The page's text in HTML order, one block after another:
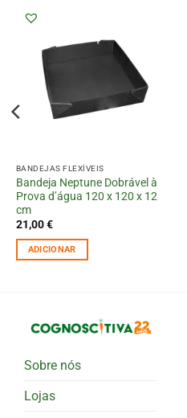
BANDEJAS FLEXÍVEIS
Bandeja Neptune Dobrável à
Prova d’água 120 x 120 x 12
cm
21,00€
ADICIONAR
Sobre nós
Lojas